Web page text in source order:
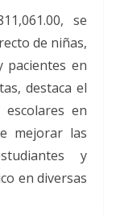
se
de niñas,
pacientes en
destaca el
en
mejorar las
y
en diversas